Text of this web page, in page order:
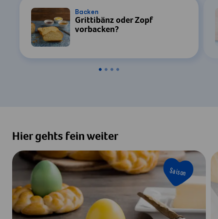
Einstellungen
Backen
Grittibänz oder Zopf
vorbacken?
Hier gehts fein weiter
Saison